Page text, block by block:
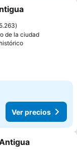
5.263
de la ciudad
Ver precios